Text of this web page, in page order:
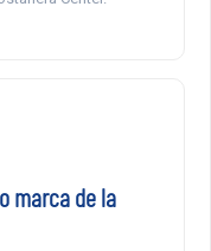
marca de la